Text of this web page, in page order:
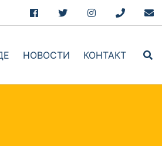
НОВОСТИ КОНТАКТ